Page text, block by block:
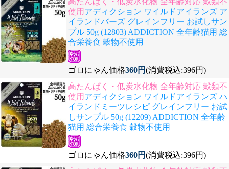
使用 アディクション ワイルドアイランズ ア
イランドバーズ グレインフリー お試しサン
プル 50g (12803) ADDICTION 全年齢猫用 総
合栄養食 穀物不使用
ゴロにゃん価格360円(消費税込:396円)
高たんぱく・低炭水化物 全年齢対応 穀類不
使用 アディクション ワイルドアイランズ ハ
イランドミーツレシピ グレインフリー お試
しサンプル 50g (12209) ADDICTION 全年齢
猫用 総合栄養食 穀物不使用
ゴロにゃん価格360円(消費税込:396円)